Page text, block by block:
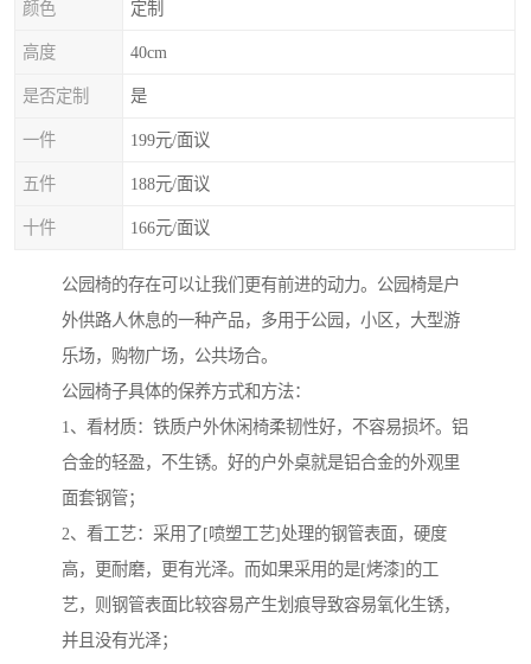
颜色 定制
高度 40cm
是否定制 是
一件 199元/面议
五件 188元/面议
十件 166元/面议
公园椅的存在可以让我们更有前进的动力。公园椅是户
外供路人休息的一种产品，多用于公园，小区，大型游
乐场，购物广场，公共场合。
公园椅子具体的保养方式和方法：
1、看材质：铁质户外休闲椅柔韧性好，不容易损坏。铝
合金的轻盈，不生锈。好的户外桌就是铝合金的外观里
面套钢管；
2、看工艺：采用了[喷塑工艺]处理的钢管表面，硬度
高，更耐磨，更有光泽。而如果采用的是[烤漆]的工
艺，则钢管表面比较容易产生划痕导致容易氧化生锈，
并且没有光泽；